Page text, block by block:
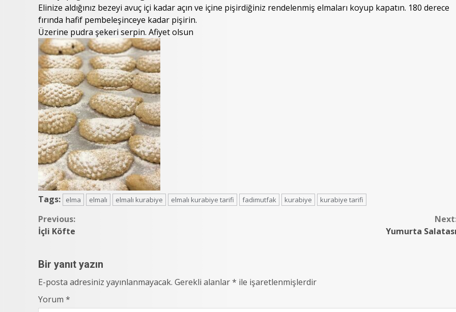
Elinize aldığınız bezeyi avuç içi kadar açın ve içine pişirdiğiniz rendelenmiş elmaları koyup kapatın. 180 derece
fırında hafif pembeleşinceye kadar pişirin.
Üzerine pudra şekeri serpin. Afiyet olsun
Tags: elma elmalı elmalı kurabiye elmalı kurabiye tarifi fadimutfak kurabiye kurabiye tarifi
Continue
Reading
Previous:
İçli Köfte
Yumurta
Bir yanıt yazın
E-posta adresiniz yayınlanmayacak. Gerekli alanlar* ile işaretlenmişlerdir
Yorum *